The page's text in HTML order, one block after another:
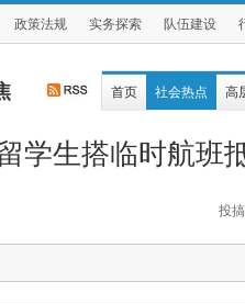
政策法规 实务探索 队伍建设
首页 社会热点 高
学生搭临时航班
投搞